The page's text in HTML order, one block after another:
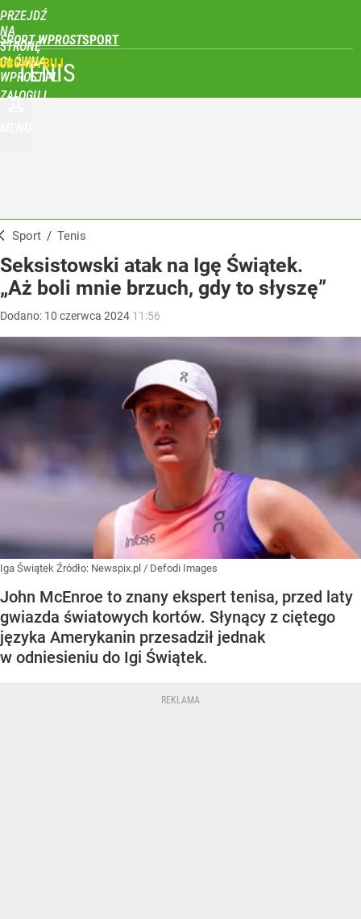
PRZEJDŹ
NA
STRONĘ
GŁÓWNĄ
WPROST.PL
SPORT WPROST
ZALOGUJ
TENIS
Sport / Tenis
Seksistowski atak na Igę Świątek.
„Aż boli mnie brzuch, gdy to słyszę”
Dodano: 10 czerwca 2024 11:56
Iga Świątek Źródło: Newspix.pl / Defodi Images
John McEnroe to znany ekspert tenisa, przed laty
gwiazda światowych kortów. Słynący z ciętego
języka Amerykanin przesadził jednak
w odniesieniu do Igi Świątek.